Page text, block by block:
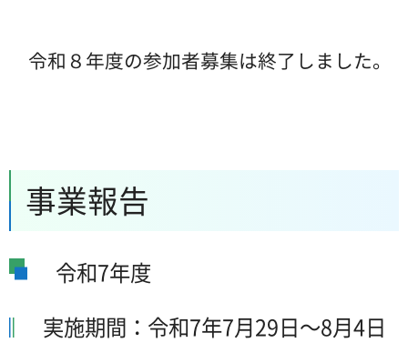
令和８年度の参加者募集は終了しました。
事業報告
令和7年度
実施期間：令和7年7月29日～8月4日